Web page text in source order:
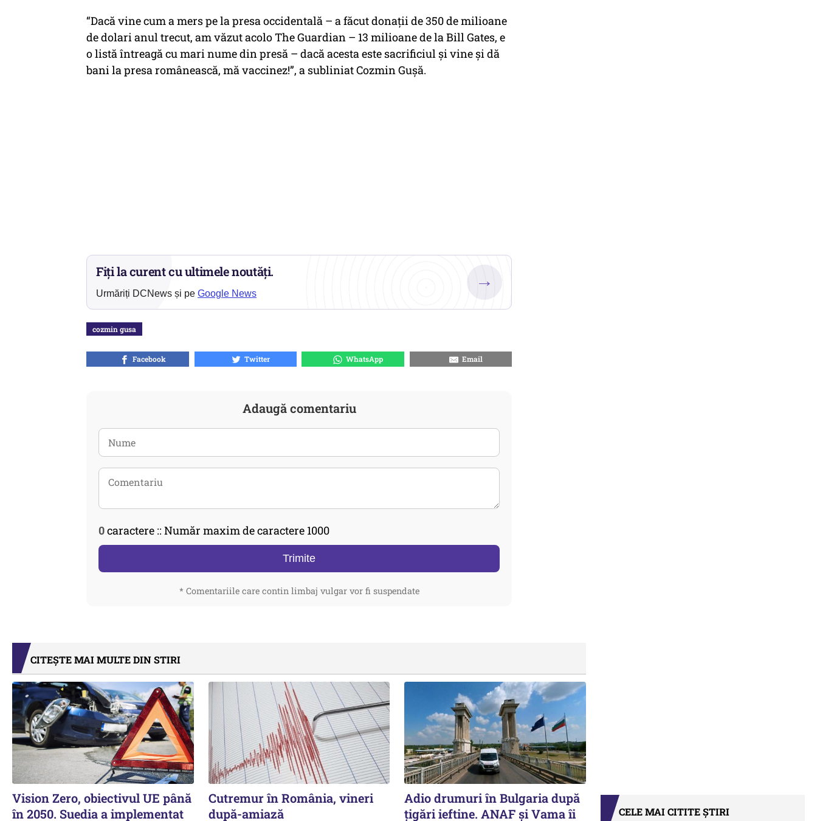
“Dacă vine cum a mers pe la presa occidentală – a făcut donaţii de 350 de milioane
de dolari anul trecut, am văzut acolo The Guardian – 13 milioane de la Bill Gates, e
o listă întreagă cu mari nume din presă – dacă acesta este sacrificiul şi vine şi dă
bani la presa românească, mă vaccinez!”, a subliniat Cozmin Guşă.
Fiți la curent cu ultimele noutăți.
Urmăriți DCNews și pe Google News
→
cozmin gusa
Facebook Twitter WhatsApp Email
Adaugă comentariu
0caractere :: Număr maxim de caractere 1000
Trimite
* Comentariile care contin limbaj vulgar vor fi suspendate
CITEȘTE MAI MULTE DIN STIRI
Vision Zero, obiectivul UE până
în 2050. Suedia a implementat
Cutremur în România, vineri
după-amiază
Adio drumuri în Bulgaria după
țigări ieftine. ANAF și Vama îi
CELE MAI CITITE ȘTIRI